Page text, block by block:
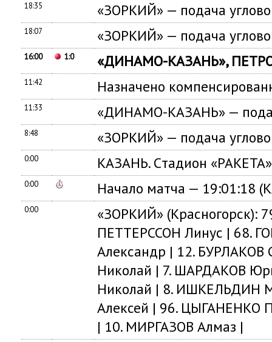
18:35 «ЗОРКИЙ» — подача
18:07 «ЗОРКИЙ» — подача
16:00 1:0 «ДИНАМО-КАЗАНЬ»,
11:42 Назначено
11:33 «ДИНАМО-КАЗАНЬ» —
8:48 «ЗОРКИЙ» — подача
0:00 КАЗАНЬ. Cтадион
0:00 Начало матча — 19:01:18
0:00
«ЗОРКИЙ» (Красногорск):
ПЕТТЕРССОН Линус | 68.
Александр | 12. БУРЛАКОВ
Николай | 7. ШАРДАКОВ
Николай | 8. ИШКЕЛЬДИН
Алексей | 96. ЦЫГАНЕНКО
| 10. МИРГАЗОВ Алмаз |